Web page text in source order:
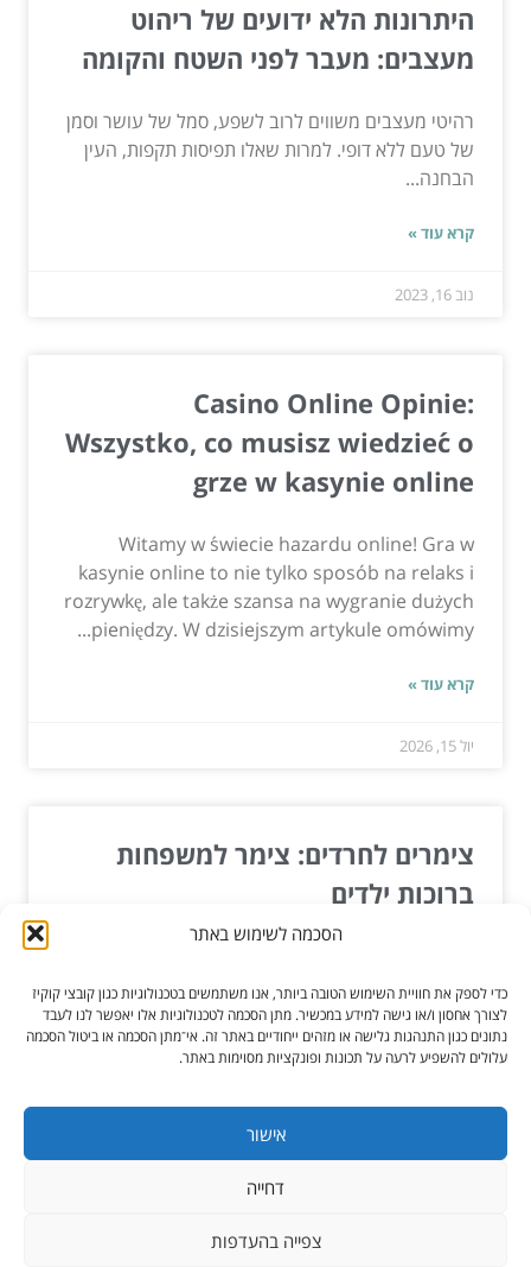
הסכמה לשימוש באתר
כדי לספק את חוויית השימוש הטובה ביותר, אנו משתמשים בטכנולוגיות כגון קובצי קוקיז
לצורך אחסון ו/או גישה למידע במכשיר. מתן הסכמה לטכנולוגיות אלו יאפשר לנו לעבד
נתונים כגון התנהגות גלישה או מזהים ייחודיים באתר זה. אי־מתן הסכמה או ביטול הסכמה
עלולים להשפיע לרעה על תכונות ופונקציות מסוימות באתר.
אישור
דחייה
צפייה בהעדפות
היתרונות הלא ידועים של ריהוט
מעצבים: מעבר לפני השטח והקומה
רהיטי מעצבים משווים לרוב לשפע, סמל של עושר וסמן
של טעם ללא דופי. למרות שאלו תפיסות תקפות, העין
הבחנה...
קרא עוד »
נוב 16, 2023
Casino Online Opinie:
Wszystko, co musisz wiedzieć o
grze w kasynie online
Witamy w świecie hazardu online! Gra w
kasynie online to nie tylko sposób na relaks i
rozrywkę, ale także szansa na wygranie dużych
pieniędzy. W dzisiejszym artykule omówimy...
קרא עוד »
יול 15, 2026
צימרים לחרדים: צימר למשפחות
ברוכות ילדים
הפחות פעם אחת בשנה. זוהי הסיבה שבגללה גם
משפחות חרדיות...
קרא עוד »
כל הזכויות שמורות ל-הגורו מקלקן